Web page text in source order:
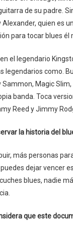
de su padre.
quien es
para tocar blues él
el legendario
como.
Magic
banda. Toca
Reed y Jimmy
la historia del
más personas
dejar vencer
blues, nadie
que este